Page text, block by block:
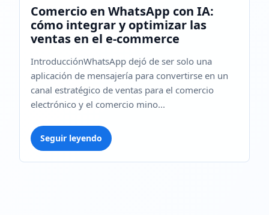
Comercio en WhatsApp con IA:
cómo integrar y optimizar las
ventas en el e-commerce
IntroducciónWhatsApp dejó de ser solo una
aplicación de mensajería para convertirse en un
canal estratégico de ventas para el comercio
electrónico y el comercio mino...
Seguir leyendo